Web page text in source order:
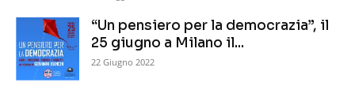
“Un pensiero per la democrazia”, il
25 giugno a Milano il...
22 Giugno 2022